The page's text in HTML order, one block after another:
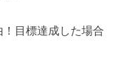
目標達成した場合